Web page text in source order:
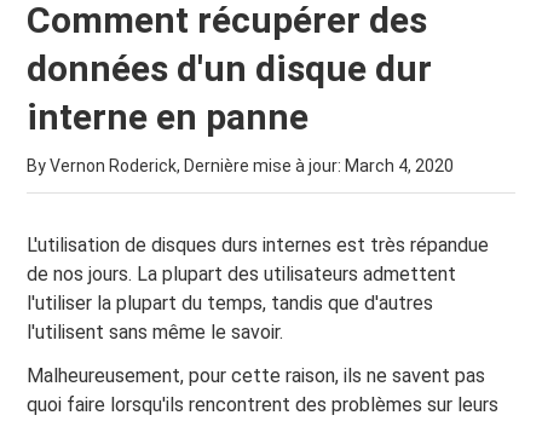
Comment récupérer des
données d'un disque dur
interne en panne
By Vernon Roderick, Dernière mise à jour: March 4, 2020
L'utilisation de disques durs internes est très répandue
de nos jours. La plupart des utilisateurs admettent
l'utiliser la plupart du temps, tandis que d'autres
l'utilisent sans même le savoir.
Malheureusement, pour cette raison, ils ne savent pas
quoi faire lorsqu'ils rencontrent des problèmes sur leurs